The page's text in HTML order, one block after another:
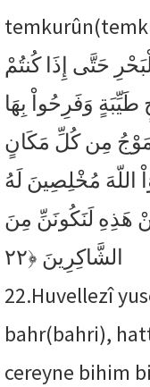
حَتَّى إِذَا كُنتُمْ
وَفَرِحُواْ بِهَا
مِن كُلِّ مَكَانٍ
اللّهَ مُخْلِصِينَ لَهُ
هَذِهِ لَنَكُونَنِّ مِنَ
الشَّاكِرِينَ ﴿٢٢
22.Huvellezî
bahr(bahri),
cereyne bihim